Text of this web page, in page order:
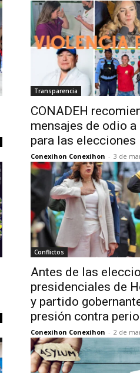
Transparencia
CONADEH
mensajes de odio
para las elecciones
Conexihon Conexihon - 3 de
Conflictos
Antes de las
presidenciales de
y partido
presión contra
Conexihon Conexihon - 2 de